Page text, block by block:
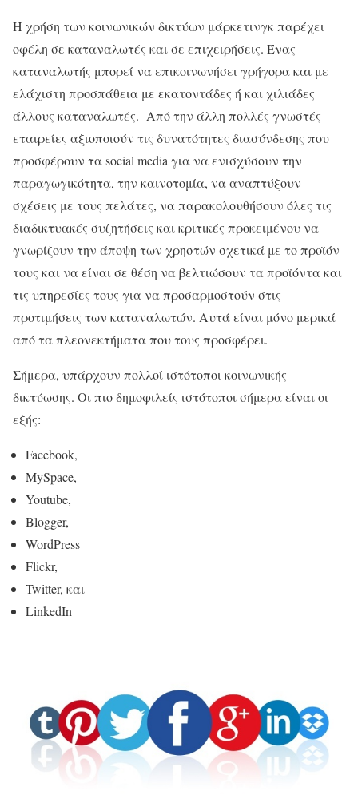
H χρήση των κοινωνικών δικτύων μάρκετινγκ παρέχει
οφέλη σε καταναλωτές και σε επιχειρήσεις. Ένας
καταναλωτής μπορεί να επικοινωνήσει γρήγορα και με
ελάχιστη προσπάθεια με εκατοντάδες ή και χιλιάδες
άλλους καταναλωτές. Από την άλλη πολλές γνωστές
εταιρείες αξιοποιούν τις δυνατότητες διασύνδεσης που
προσφέρουν τα social media για να ενισχύσουν την
παραγωγικότητα, την καινοτομία, να αναπτύξουν
σχέσεις με τους πελάτες, να παρακολουθήσουν όλες τις
διαδικτυακές συζητήσεις και κριτικές προκειμένου να
γνωρίζουν την άποψη των χρηστών σχετικά με το προϊόν
τους και να είναι σε θέση να βελτιώσουν τα προϊόντα και
τις υπηρεσίες τους για να προσαρμοστούν στις
προτιμήσεις των καταναλωτών. Αυτά είναι μόνο μερικά
από τα πλεονεκτήματα που τους προσφέρει.
Σήμερα, υπάρχουν πολλοί ιστότοποι κοινωνικής
δικτύωσης. Οι πιο δημοφιλείς ιστότοποι σήμερα είναι οι
εξής:
Facebook,
MySpace,
Youtube,
Blogger,
WordPress
Flickr,
Twitter, και
LinkedIn